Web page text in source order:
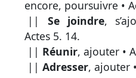
encore, poursuivre •
|| Se joindre,
Actes 5. 14.
|| Réunir, ajouter •
||Adresser, ajouter •
Rechercher
par
lettre
Rechercher
par